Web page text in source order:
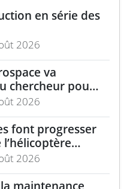
en série des
2026
va
chercheur pour
2026
font progresser
2026